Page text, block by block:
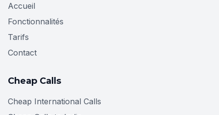
Accueil
Fonctionnalités
Tarifs
Contact
Cheap Calls
Cheap International Calls